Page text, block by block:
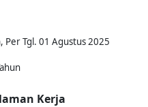
Tgl. 01 Agustus 2025
Kerja